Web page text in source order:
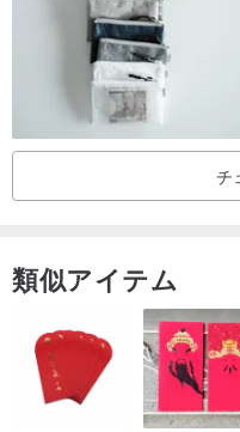
*その他の手順：
[写真の色は、実際の色に応
【革・生地・ハードウェア
場合は最寄りの素材に交換さ
【一枚一枚の革の色や風合い
らの痕跡も革特有のものにな
*基本的なメンテナンス
[それを維持するための最良
す。私たちの手にあるオイ
【長期間使用しないと乾燥
チ
類似アイテム